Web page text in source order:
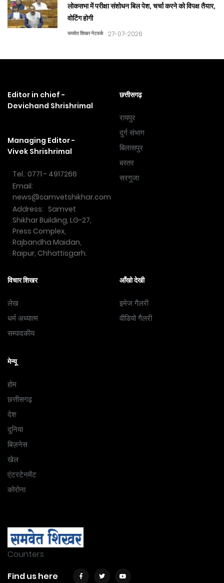
लोकसभा में परीक्षा संशोधन बिल पेश, चर्चा करने को विपक्ष तैयार,
वोटिंग होगी
समवेत शिखर नेटवर्क 27-07-2026
Editor in chief -
Devichand Shrishrimal
Managing Editor -
Vivek Shrishrimal
Tel.: 0771 - 4917266
Email:
news@samvetshikhar.com
Address: Samvet
Shikhar Building, LG-27,
Press Complex,
Rajbandha Maidan,
Raipur, Chhattisgarh.
छत्तीसगढ़
रायपुर
दुर्ग संभाग
बिलासपुर
बस्तर
सरगुजा
विचार शिखर
लेख
धर्म अध्यात्म
सम्पादकीय
आँखो देखी
इमेज गैलरी
वीडियो गैलरी
मेन्यू
होम
छत्तीसगढ़
देश
दुनिया
बिज़नेस
खेल
एंटरटेनमेंट
कोरोना
Counters
Find us here